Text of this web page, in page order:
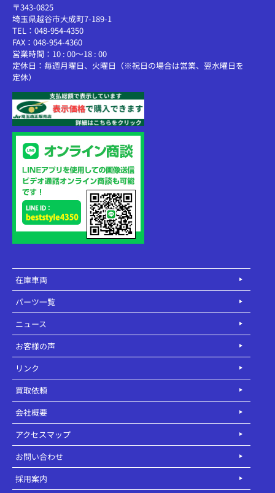
〒343-0825
埼玉県越谷市大成町7-189-1
TEL：048-954-4350
FAX：048-954-4360
営業時間：10 : 00～18 : 00
定休日：毎週月曜日、火曜日（※祝日の場合は営業、翌水曜日を
定休）
在庫車両
パーツ一覧
ニュース
お客様の声
リンク
買取依頼
会社概要
アクセスマップ
お問い合わせ
採用案内